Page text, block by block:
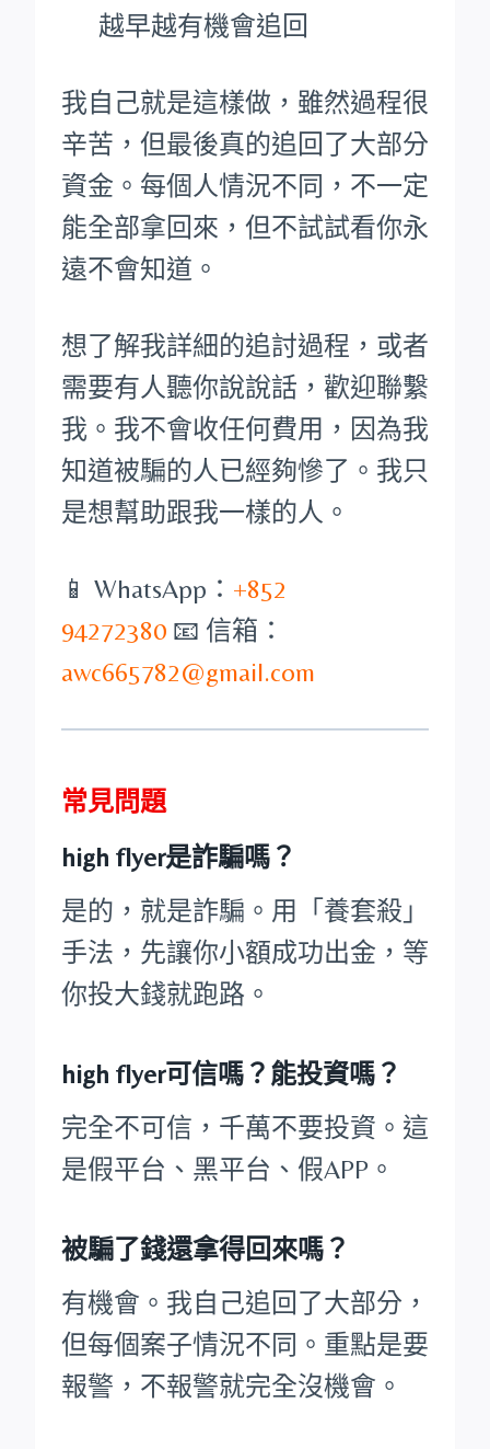
越早越有機會追回
我自己就是這樣做，雖然過程很
辛苦，但最後真的追回了大部分
資金。每個人情況不同，不一定
能全部拿回來，但不試試看你永
遠不會知道。
想了解我詳細的追討過程，或者
需要有人聽你說說話，歡迎聯繫
我。我不會收任何費用，因為我
知道被騙的人已經夠慘了。我只
是想幫助跟我一樣的人。
📱 WhatsApp： +852
94272380 📧 信箱：
awc665782@gmail.com
常見問題
high flyer是詐騙嗎？
是的，就是詐騙。用「養套殺」
手法，先讓你小額成功出金，等
你投大錢就跑路。
high flyer可信嗎？能投資嗎？
完全不可信，千萬不要投資。這
是假平台、黑平台、假APP。
被騙了錢還拿得回來嗎？
有機會。我自己追回了大部分，
但每個案子情況不同。重點是要
報警，不報警就完全沒機會。